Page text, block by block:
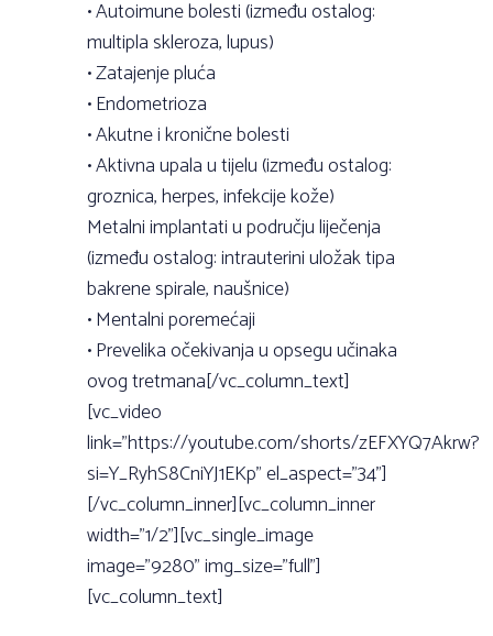
• Autoimune bolesti (između ostalog:
multipla skleroza, lupus)
• Zatajenje pluća
• Endometrioza
• Akutne i kronične bolesti
• Aktivna upala u tijelu (između ostalog:
groznica, herpes, infekcije kože)
Metalni implantati u području liječenja
(između ostalog: intrauterini uložak tipa
bakrene spirale, naušnice)
• Mentalni poremećaji
• Prevelika očekivanja u opsegu učinaka
ovog tretmana[/vc_column_text]
[vc_video
link=”https://youtube.com/shorts/zEFXYQ7Akrw?
si=Y_RyhS8CniYJ1EKp” el_aspect=”34”]
[/vc_column_inner][vc_column_inner
width=”1/2”][vc_single_image
image=”9280” img_size=”full”]
[vc_column_text]